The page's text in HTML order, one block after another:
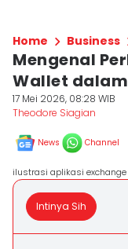
Home Business
Mengenal
Wallet
17 Mei 2026, 08:28 WIB
Theodore Siagian
News Channel
ilustrasi aplikasi exchange
Intinya Sih